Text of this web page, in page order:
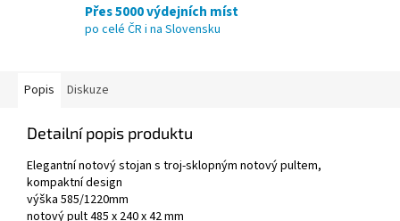
Přes 5000 výdejních míst
po celé ČR i na Slovensku
Popis Diskuze
Detailní popis produktu
Elegantní notový stojan s troj-sklopným notový pultem,
kompaktní design
výška 585/1220mm
notový pult 485 x 240 x 42 mm